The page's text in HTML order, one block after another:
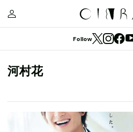
Follow
河村花